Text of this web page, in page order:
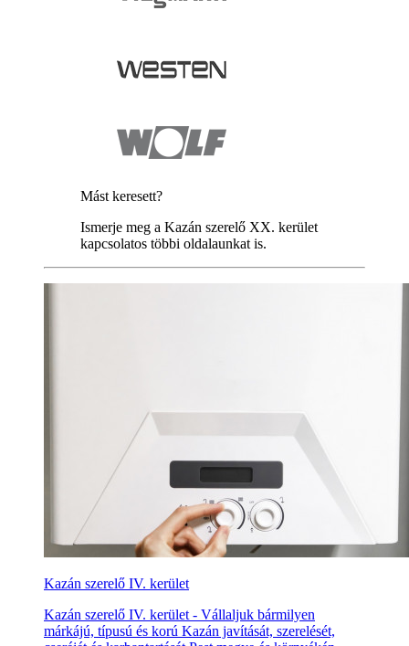
Mást keresett?
Ismerje meg a Kazán szerelő XX. kerület
kapcsolatos többi oldalaunkat is.
Kazán szerelő IV. kerület
Kazán szerelő IV. kerület - Vállaljuk bármilyen
márkájú, típusú és korú Kazán javítását, szerelését,